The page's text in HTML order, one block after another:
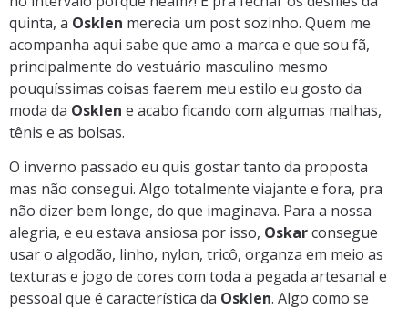
quinta, a Osklen merecia um post sozinho. Quem me
acompanha aqui sabe que amo a marca e que sou fã,
principalmente do vestuário masculino mesmo
pouquíssimas coisas faerem meu estilo eu gosto da
moda da Osklen e acabo ficando com algumas malhas,
tênis e as bolsas.
O inverno passado eu quis gostar tanto da proposta
mas não consegui. Algo totalmente viajante e fora, pra
não dizer bem longe, do que imaginava. Para a nossa
alegria, e eu estava ansiosa por isso, Oskarconsegue
usar o algodão, linho, nylon, tricô, organza em meio as
texturas e jogo de cores com toda a pegada artesanal e
pessoal que é característica da Osklen. Algo como se